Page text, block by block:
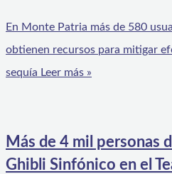
En Monte Patria más de 580
obtienen recursos para mitigar
sequía Leer más »
Más de 4 mil personas
Ghibli Sinfónico en el